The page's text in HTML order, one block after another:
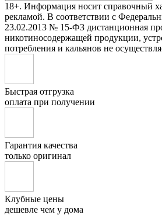
18+. Информация носит справочный
рекламой. В соответствии с
23.02.2013 № 15-ФЗ дистанционная
никотиносодержащей продукции,
потребления и кальянов не
Быстрая отгрузка
оплата при получении
Гарантия качества
только оригинал
Клубные цены
дешевле чем у дома